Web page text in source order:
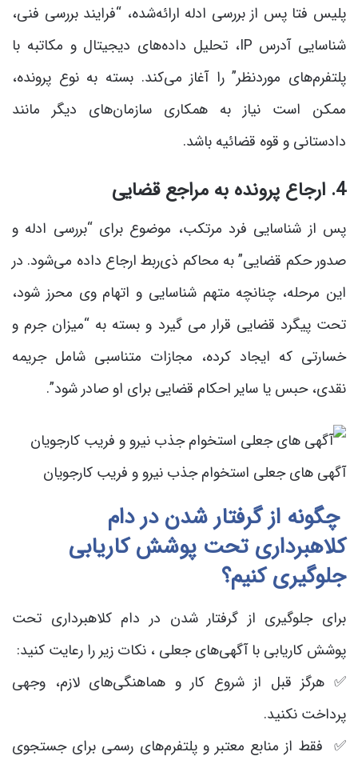
پلیس فتا پس از بررسی ادله ارائه‌شده، “فرایند بررسی فنی،
شناسایی آدرس IP، تحلیل داده‌های دیجیتال و مکاتبه با
پلتفرم‌های موردنظر” را آغاز می‌کند. بسته به نوع پرونده،
ممکن است نیاز به همکاری سازمان‌های دیگر مانند
دادستانی و قوه قضائیه باشد.
4. ارجاع پرونده به مراجع قضایی
پس از شناسایی فرد مرتکب، موضوع برای “بررسی ادله و
صدور حکم قضایی” به محاکم ذی‌ربط ارجاع داده می‌شود. در
این مرحله، چنانچه متهم شناسایی و اتهام وی محرز شود،
تحت پیگرد قضایی قرار می گیرد و بسته به “میزان جرم و
خسارتی که ایجاد کرده، مجازات متناسبی شامل جریمه
نقدی، حبس یا سایر احکام قضایی برای او صادر شود”.
آگهی های جعلی استخوام جذب نیرو و فریب کارجویان
چگونه از گرفتار شدن در دام
کلاهبرداری‌ تحت پوشش کاریابی
جلوگیری کنیم؟
برای جلوگیری از گرفتار شدن در دام کلاهبرداری‌ تحت
پوشش کاریابی با آگهی‌های جعلی ، نکات زیر را رعایت کنید:
✅ هرگز قبل از شروع کار و هماهنگی‌های لازم، وجهی
پرداخت نکنید.
✅ فقط از منابع معتبر و پلتفرم‌های رسمی برای جستجوی